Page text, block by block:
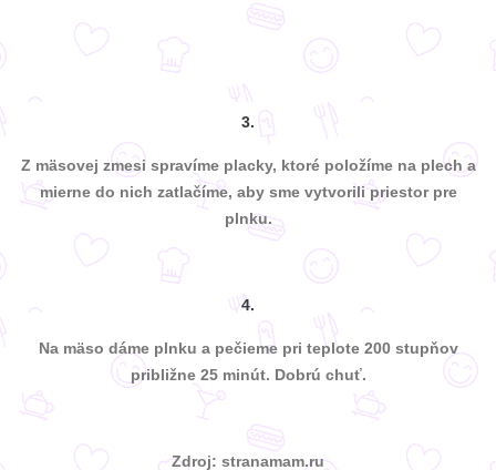
3.
Z mäsovej zmesi spravíme placky, ktoré položíme na plech a
mierne do nich zatlačíme, aby sme vytvorili priestor pre
plnku.
4.
Na mäso dáme plnku a pečieme pri teplote 200 stupňov
približne 25 minút. Dobrú chuť.
Zdroj: stranamam.ru